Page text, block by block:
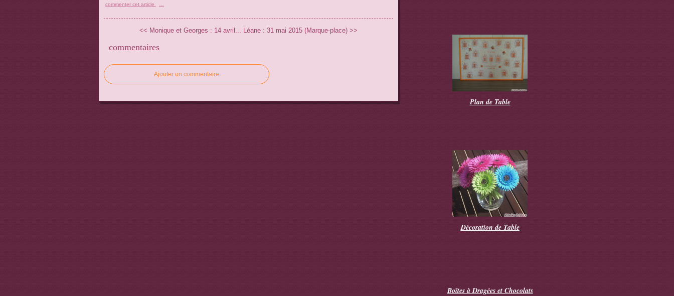
commenter cet article
<< Monique et Georges : 14 avril... Léane : 31 mai 2015 (Marque-place) >>
commentaires
Ajouter un commentaire
Plan de Table
Décoration de Table
Boîtes à Dragées et Chocolats